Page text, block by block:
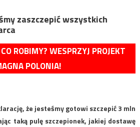
zaszczepić wszystkich
ROBIMY? WESPRZYJ PROJEKT
POLONIA!
że jesteśmy gotowi szczepić 3 mln
taką pulę szczepionek, jakiej dostawę